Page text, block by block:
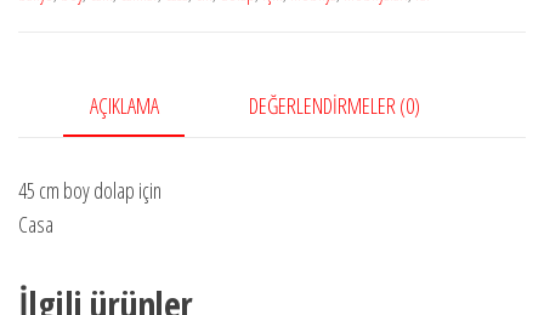
AÇIKLAMA DEĞERLENDIRMELER (0)
45 cm boy dolap için
Casa
İlgili ürünler